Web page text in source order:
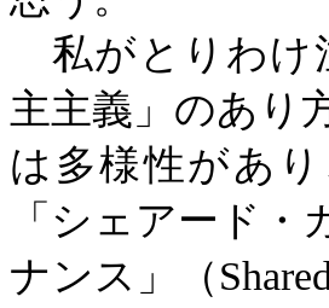
私がとりわけ
主主義」のあり
は多様性があ
「シェアード・
ナンス」（